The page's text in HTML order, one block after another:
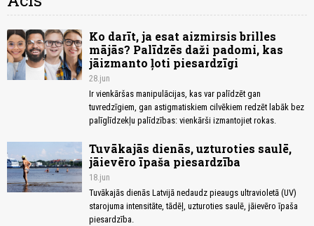
Ko darīt, ja esat aizmirsis brilles
mājās? Palīdzēs daži padomi, kas
jāizmanto ļoti piesardzīgi
28.jun
Ir vienkāršas manipulācijas, kas var palīdzēt gan
tuvredzīgiem, gan astigmatiskiem cilvēkiem redzēt labāk bez
palīglīdzekļu palīdzības: vienkārši izmantojiet rokas.
Tuvākajās dienās, uzturoties saulē,
jāievēro īpaša piesardzība
18.jun
Tuvākajās dienās Latvijā nedaudz pieaugs ultravioletā (UV)
starojuma intensitāte, tādēļ, uzturoties saulē, jāievēro īpaša
piesardzība.